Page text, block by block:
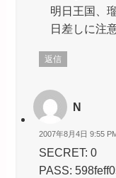
明日王国、
日差しに注
返信
N
2007年8月4日 9:55
SECRET: 0
PASS: